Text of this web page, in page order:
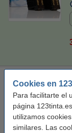
Cookies en
Para facilitarte el
página
utilizamos
similares. Las